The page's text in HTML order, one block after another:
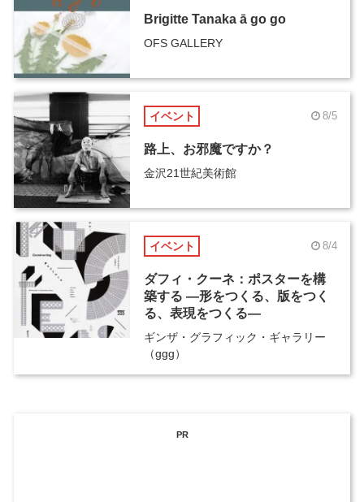
Brigitte Tanaka ā go go
OFS GALLERY
イベント 8/5
路上、お邪魔ですか？
金沢21世紀美術館
イベント 8/4
ダフィ・クーネ：ポスターを構
築する ―形をつくる、版をつく
る、表現をつくる―
ギンザ・グラフィック・ギャラリー
（ggg）
PR